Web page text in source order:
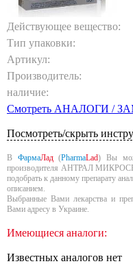
Действующее вещество:
Тип упаковки:
Артикул:
Производитель:
наличие:
Смотреть АНАЛОГИ /
Посмотреть/скрыть
В ФармаЛад(PharmaLad) Вы
производителя АНТРАЛ
подобрать к данному препарату
описанием.
Выбранные Вами лекарства и
Вами адресу в Украине.
Имеющиеся аналоги:
Известных аналогов нет